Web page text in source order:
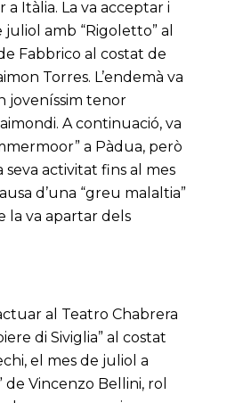
Itàlia. La va acceptar i
amb “Rigoletto” al
Fabbrico al costat de
Torres. L’endemà va
joveníssim tenor
A continuació, va
a Pàdua, però
seva activitat fins al mes
d’una “greu malaltia”
la va apartar dels
al Teatro Chabrera
di Siviglia” al costat
el mes de juliol a
de Vincenzo Bellini, rol